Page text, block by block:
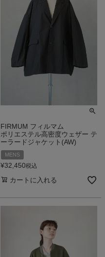
FIRMUM フィルマム
ポリエステル高密度ウェザー テ
ーラードジャケット(AW)
MENS
¥32,450税込
カートに入れる